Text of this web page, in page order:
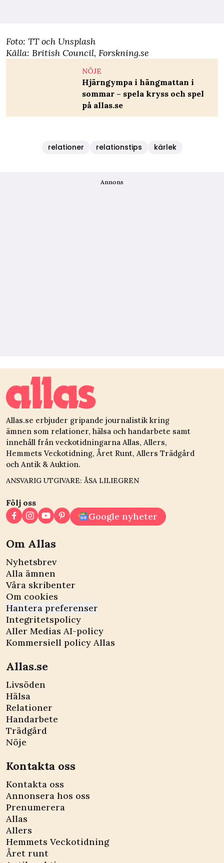
Foto: TT och Unsplash
Källa: British Council, Forskning.se
NÖJE
Hjärngympa i hängmattan i
sommar – spela kryss och spel
på allas.se
relationer relationstips kärlek
Annons
Allas.se erbjuder gripande journalistik kring
ämnen som relationer, hälsa och handarbete samt
innehåll från veckotidningarna Allas, Allers,
Hemmets Veckotidning, Året Runt, Allers Trädgård
och Antik & Auktion.
ANSVARIG UTGIVARE: ÅSA LILIEGREN
Följ oss
Google nyheter
Om Allas
Nyhetsbrev
Alla ämnen
Våra skribenter
Om cookies
Hantera preferenser
Integritetspolicy
Aller Medias AI-policy
Kommersiell policy Allas
Allas.se
Livsöden
Hälsa
Relationer
Handarbete
Trädgård
Nöje
Kontakta oss
Kontakta oss
Annonsera hos oss
Prenumerera
Allas
Allers
Hemmets Veckotidning
Året runt